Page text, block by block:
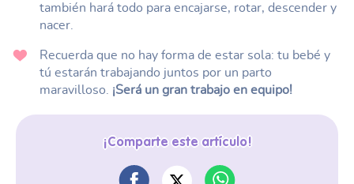
también hará todo para encajarse, rotar, descender y
nacer.
Recuerda que no hay forma de estar sola: tu bebé y
tú estarán trabajando juntos por un parto
maravilloso. ¡Será un gran trabajo en equipo!
¡Comparte este artículo!